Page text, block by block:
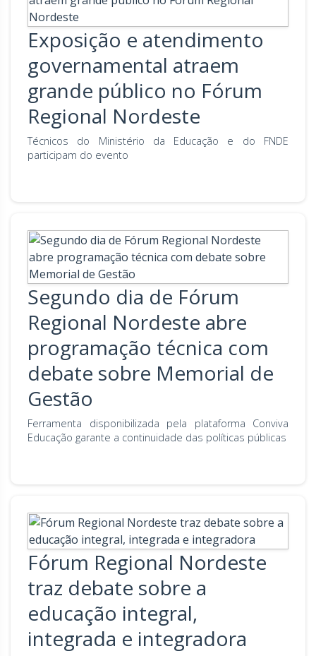
Exposição e atendimento
governamental atraem
grande público no Fórum
Regional Nordeste
Técnicos do Ministério da Educação e do FNDE
participam do evento
Segundo dia de Fórum
Regional Nordeste abre
programação técnica com
debate sobre Memorial de
Gestão
Ferramenta disponibilizada pela plataforma Conviva
Educação garante a continuidade das políticas públicas
Fórum Regional Nordeste
traz debate sobre a
educação integral,
integrada e integradora